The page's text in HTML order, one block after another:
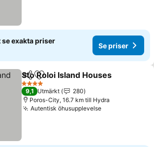
exakta priser
Se priser
Dela Lägg till i Mina Favoriter
Sto Roloi Island Houses
4 Stjärnor
9,1 Utmärkt
280
Poros-City, 16.7 km till Hydra
Autentisk öhusupplevelseSe priser